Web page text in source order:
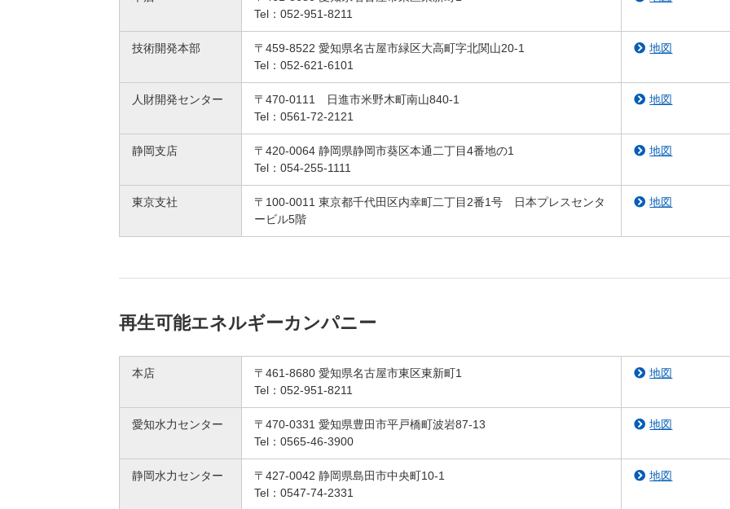
Tel：052-951-8211
技術開発本部
〒459-8522 愛知県名古屋市緑区大高町字北関山20-1
Tel：052-621-6101
地図
人財開発センター
〒470-0111 日進市米野木町南山840-1
Tel：0561-72-2121
地図
静岡支店
〒420-0064 静岡県静岡市葵区本通二丁目4番地の1
Tel：054-255-1111
地図
東京支社
〒100-0011 東京都千代田区内幸町二丁目2番1号 日本プレスセンタ
ービル5階
地図
再生可能エネルギーカンパニー
本店
〒461-8680 愛知県名古屋市東区東新町1
Tel：052-951-8211
地図
愛知水力センター
〒470-0331 愛知県豊田市平戸橋町波岩87-13
Tel：0565-46-3900
地図
静岡水力センター
〒427-0042 静岡県島田市中央町10-1
Tel：0547-74-2331
地図